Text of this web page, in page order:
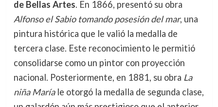
de Bellas Artes. En 1866, presentó su obra
Alfonso el Sabio tomando posesión del mar, una
pintura histórica que le valió la medalla de
tercera clase. Este reconocimiento le permitió
consolidarse como un pintor con proyección
nacional. Posteriormente, en 1881, su obra La
niña Maríale otorgó la medalla de segunda clase,